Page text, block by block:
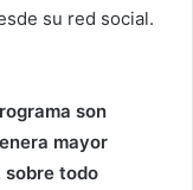
su red social.
son
mayor
sobre todo